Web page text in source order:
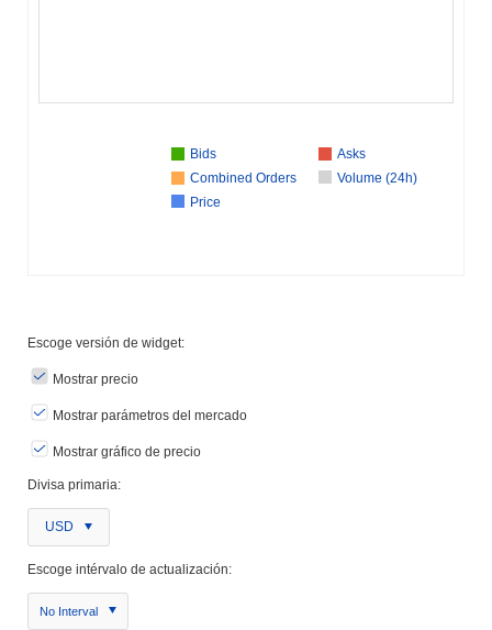
Bids
Asks
Combined Orders
Volume (24h)
Price
Escoge versión de widget:
Mostrar precio
Mostrar parámetros del mercado
Mostrar gráfico de precio
Divisa primaria:
USD
Escoge intérvalo de actualización:
No Interval